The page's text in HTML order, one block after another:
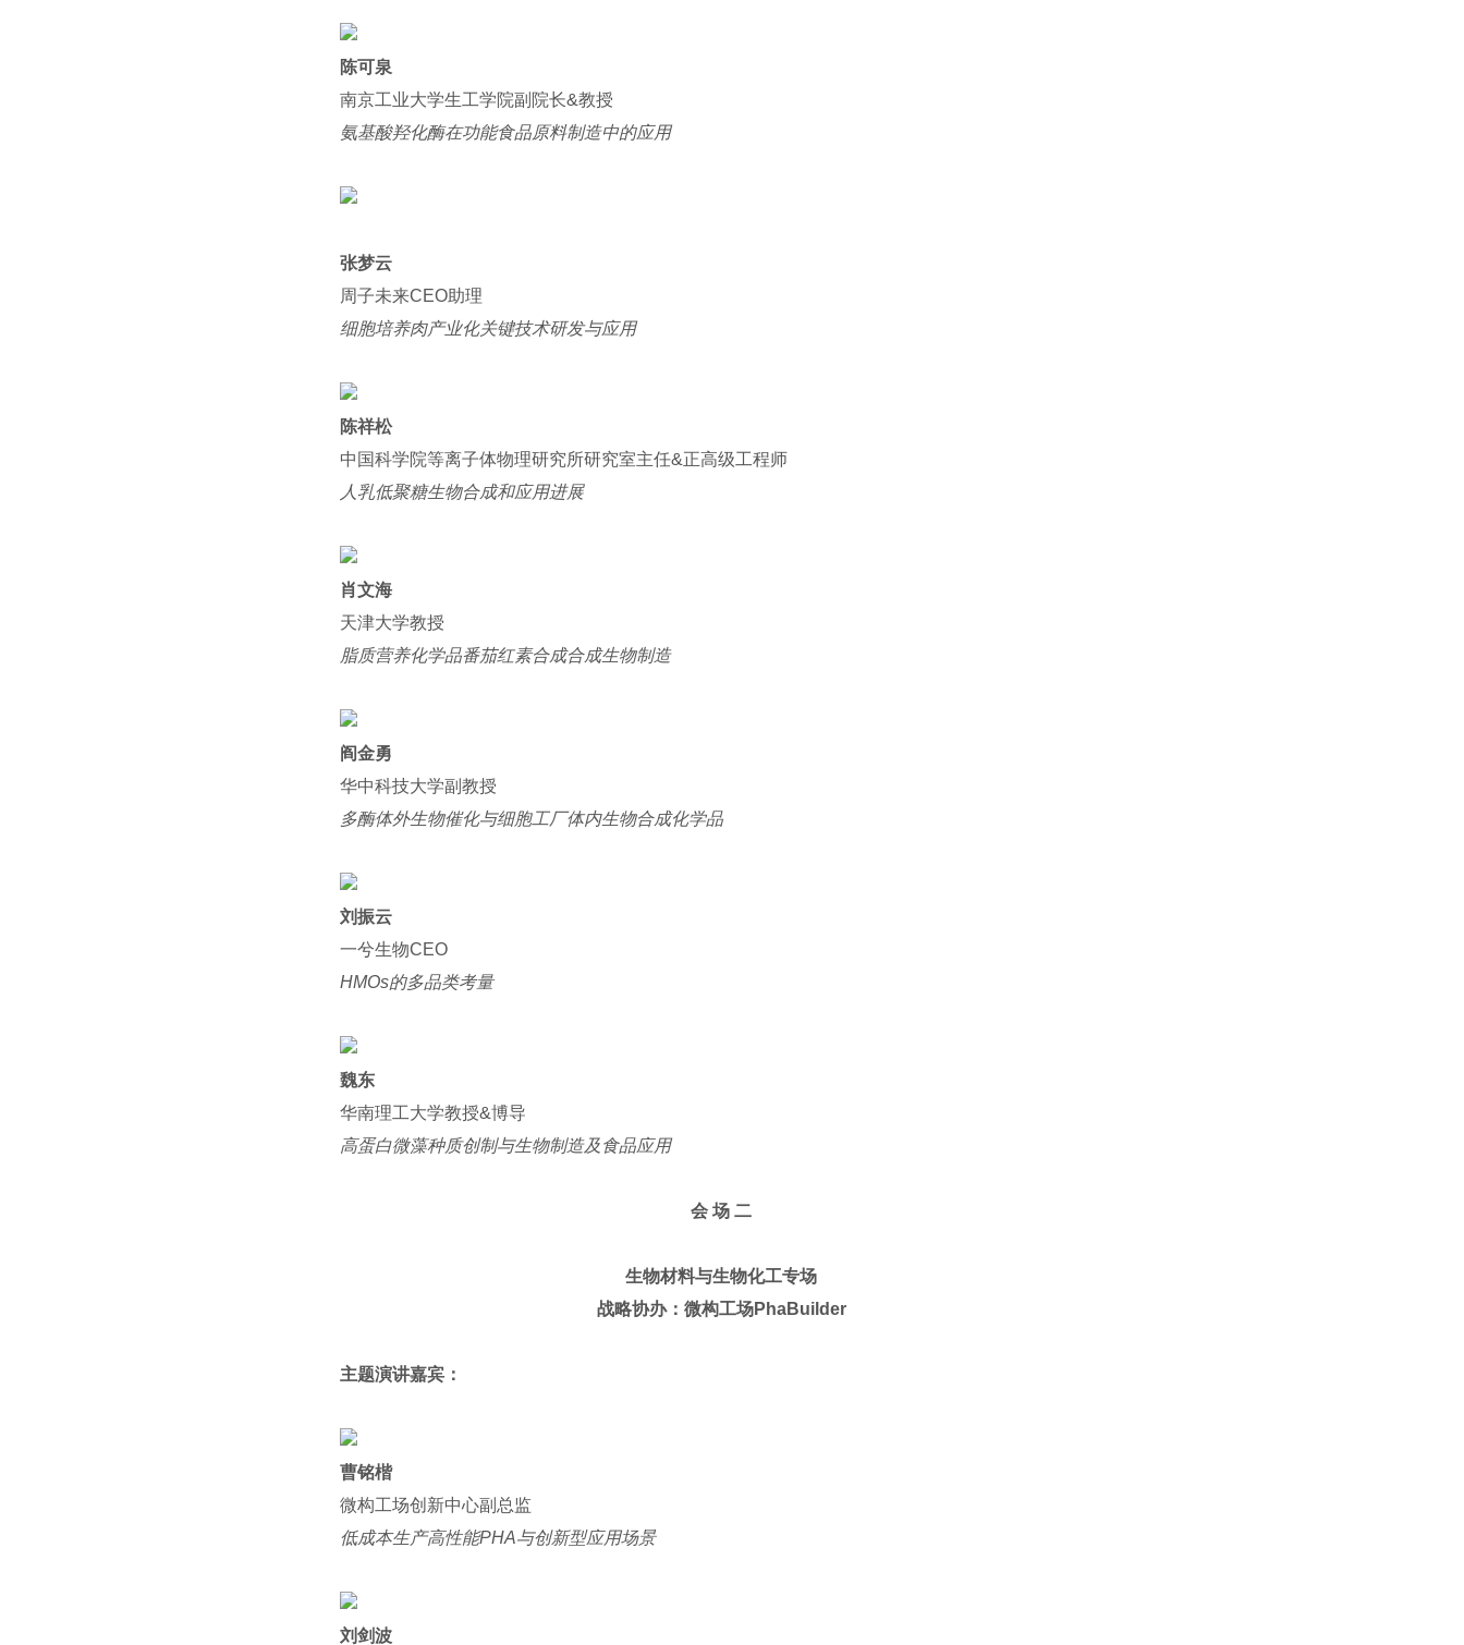
陈可泉
南京工业大学生工学院副院长&教授
氨基酸羟化酶在功能食品原料制造中的应用
张梦云
周子未来CEO助理
细胞培养肉产业化关键技术研发与应用
陈祥松
中国科学院等离子体物理研究所研究室主任&正高级工程师
人乳低聚糖生物合成和应用进展
肖文海
天津大学教授
脂质营养化学品番茄红素合成合成生物制造
阎金勇
华中科技大学副教授
多酶体外生物催化与细胞工厂体内生物合成化学品
刘振云
一兮生物CEO
HMOs的多品类考量
魏东
华南理工大学教授&博导
高蛋白微藻种质创制与生物制造及食品应用
会 场 二
生物材料与生物化工专场
战略协办：微构工场PhaBuilder
主题演讲嘉宾：
曹铭楷
微构工场创新中心副总监
低成本生产高性能PHA与创新型应用场景
刘剑波